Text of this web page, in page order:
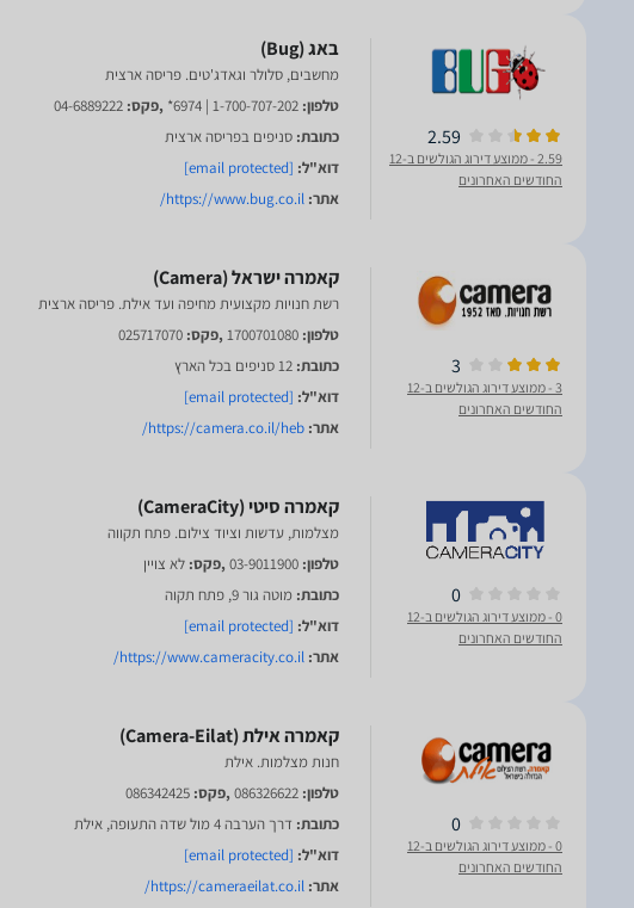
2.59
2.59
- ממוצע דירוג הגולשים ב-12
החודשים האחרונים
מחשבים, סלולר וגאדג'טים. פריסה ארצית
טלפון: 1-700-707-202 | 6974* ,פקס: 04-6889222
כתובת: סניפים בפריסה ארצית
דוא"ל: [email protected]
אתר: https://www.bug.co.il/
3
3
- ממוצע דירוג הגולשים ב-12
החודשים האחרונים
רשת חנויות מקצועית מחיפה ועד אילת. פריסה ארצית
טלפון: 1700701080,פקס: 025717070
כתובת: 12 סניפים בכל הארץ
דוא"ל: [email protected]
אתר: https://camera.co.il/heb/
0
0
- ממוצע דירוג הגולשים ב-12
החודשים האחרונים
מצלמות, עדשות וציוד צילום. פתח תקווה
טלפון: 03-9011900,פקס: לא צויין
כתובת: מוטה גור 9, פתח תקוה
דוא"ל: [email protected]
אתר: https://www.cameracity.co.il/
0
0
- ממוצע דירוג הגולשים ב-12
החודשים האחרונים
חנות מצלמות. אילת
טלפון: 086326622,פקס: 086342425
כתובת: דרך הערבה 4 מול שדה התעופה, אילת
דוא"ל: [email protected]
אתר: https://cameraeilat.co.il/